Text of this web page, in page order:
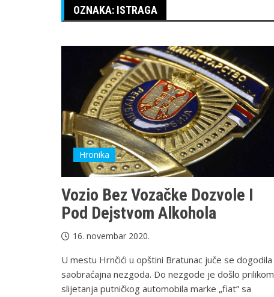
OZNAKA: ISTRAGA
Hronika
Vozio Bez Vozačke Dozvole I
Pod Dejstvom Alkohola
16. novembar 2020.
U mestu Hrnčići u opštini Bratunac juče se dogodila
saobraćajna nezgoda. Do nezgode je došlo prilikom
slijetanja putničkog automobila marke „fiat” sa